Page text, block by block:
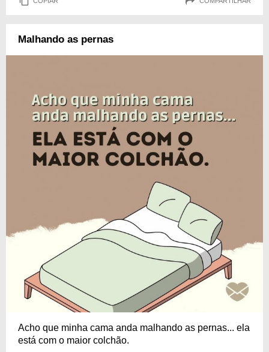
Malhando as pernas
Acho que minha cama anda malhando as pernas... ela
está com o maior colchão.